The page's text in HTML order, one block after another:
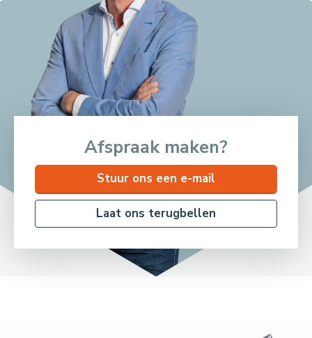
Afspraak maken?
Stuur ons een e-mail
Laat ons terugbellen